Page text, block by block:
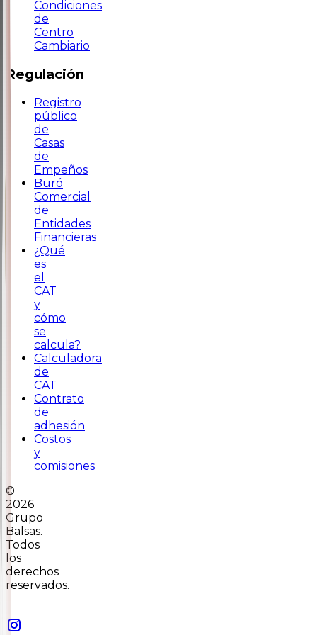
Condiciones
de
Centro
Cambiario
Regulación
Registro
público
de
Casas
de
Empeños
Buró
Comercial
de
Entidades
Financieras
¿Qué
es
el
CAT
y
cómo
se
calcula?
Calculadora
de
CAT
Contrato
de
adhesión
Costos
y
comisiones
©
2026
Grupo
Balsas.
Todos
los
derechos
reservados.